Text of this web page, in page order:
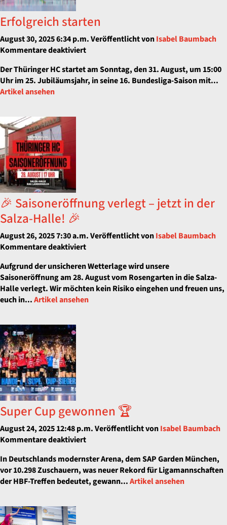
Erfolgreich starten
August 30, 2025 6:34 p.m.Veröffentlicht vonIsabel Baumbach
Kommentare deaktiviertfür
starten
Der Thüringer HC startet am Sonntag, den 31. August, um 15:00
Uhr im 25. Jubiläumsjahr, in seine 16. Bundesliga-Saison mit...
Artikel ansehen
🎉 Saisoneröffnung verlegt – jetzt in der
Salza-Halle! 🎉
August 26, 2025 7:30 a.m.Veröffentlicht vonIsabel Baumbach
Kommentare deaktiviertfür
Saisoneröffnung
verlegt
–
jetzt
Aufgrund der unsicheren Wetterlage wird unsere
Saisoneröffnung am 28. August vom Rosengarten in die Salza-
Halle verlegt. Wir möchten kein Risiko eingehen und freuen uns,
euch in...Artikel ansehen
Super Cup gewonnen 🏆
August 24, 2025 12:48 p.m.Veröffentlicht vonIsabel Baumbach
Kommentare deaktiviertfür
Cup
gewonnen
🏆
In Deutsch­lands mo­derns­ter Are­na, dem SAP Gar­den Mün­chen,
vor 10.298 Zu­schau­ern, was neu­er Re­kord für Ligamannschaften
der HBF-Tref­fen be­deu­tet, ge­wann...Artikel ansehen